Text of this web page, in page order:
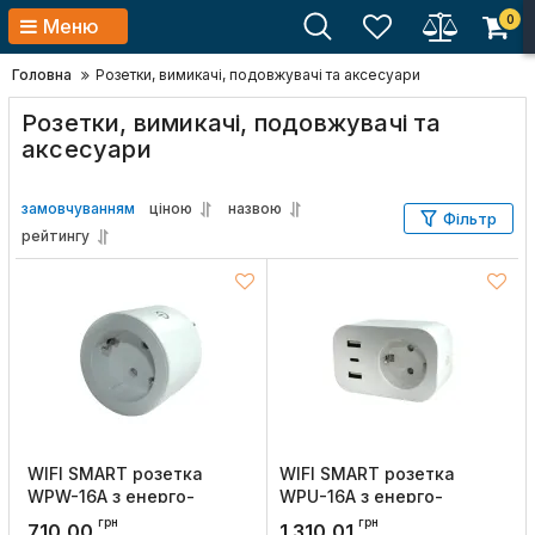
Меню 0
Головна Розетки, вимикачі, подовжувачі та аксесуари
Розетки, вимикачі, подовжувачі та
аксесуари
замовчуванням ціною
назвою
рейтингу
Фільтр
WIFI SMART розетка
WPW-16A з енерго-
моніторингом IP20, UEC
грн
WIFI SMART розетка
WPU-16A з енерго-
моніторингом IP20, UEC
грн